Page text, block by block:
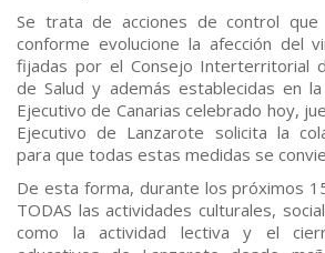
Se trata de acciones de control que
conforme evolucione la afección del
fijadas por el Consejo Interterritorial
de Salud y además establecidas en
Ejecutivo de Canarias celebrado hoy,
Ejecutivo de Lanzarote solicita la
para que todas estas medidas se
De esta forma, durante los próximos
TODAS las actividades culturales,
como la actividad lectiva y el